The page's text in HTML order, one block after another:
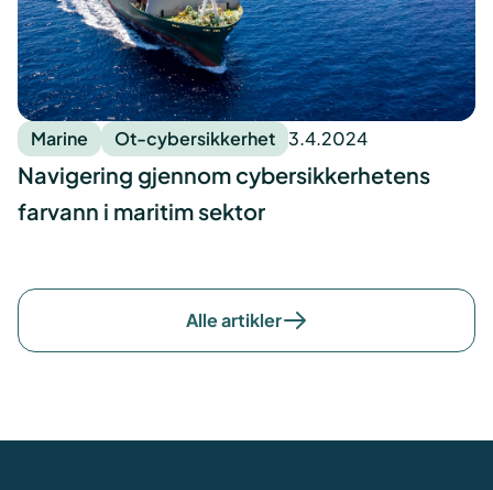
Marine Ot-cybersikkerhet 3.4.2024
Navigering gjennom cybersikkerhetens
farvann i maritim sektor
Alle artikler